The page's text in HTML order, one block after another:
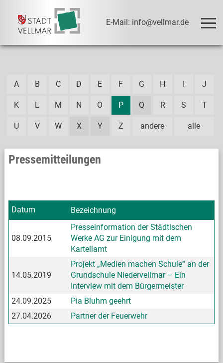
E-Mail: info@vellmar.de
alle
A B C D E F G H I J
K L M N O P Q R S T
U V W X Y Z andere
Pressemitteilungen
Datum Bezeichnung
08.09.2015
Presseinformation der Städtischen
Werke AG zur Einigung mit dem
Kartellamt
14.05.2019
Projekt „Medien machen Schule“ an der
Grundschule Niedervellmar – Ein
Interview mit dem Bürgermeister
24.09.2025
Pia Bluhm geehrt
27.04.2026
Partner der Feuerwehr